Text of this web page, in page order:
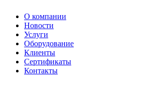
О компании
Новости
Услуги
Оборудование
Клиенты
Сертификаты
Контакты